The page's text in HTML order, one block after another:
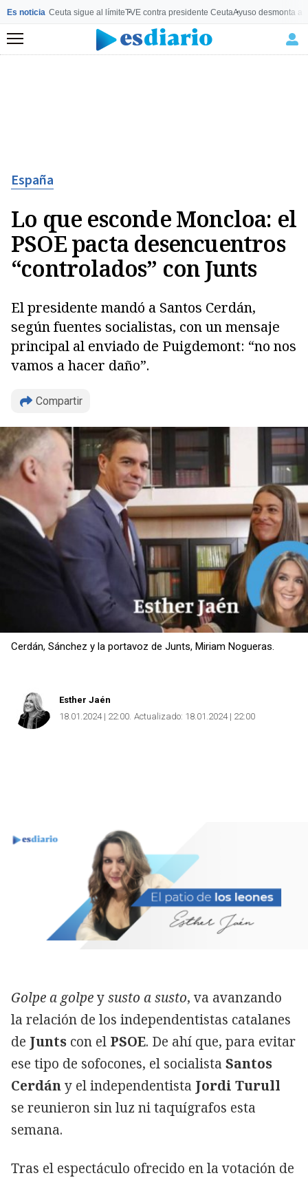
Es noticia Ceuta sigue al límiteTVE contra presidente CeutaAyuso desmonta a
Menú
España
Lo que esconde Moncloa: el
PSOE pacta desencuentros
“controlados” con Junts
El presidente mandó a Santos Cerdán,
según fuentes socialistas, con un mensaje
principal al enviado de Puigdemont: “no nos
vamos a hacer daño”.
Compartir
Copiar
Cerdán, Sánchez y la portavoz de Junts, Miriam Nogueras.
Esther Jaén
18.01.2024 | 22:00 Actualizado: 18.01.2024 | 22:00
Golpe a golpeysusto a susto, va avanzando
la relación de los independentistas catalanes
de Junts con el PSOE. De ahí que, para evitar
ese tipo de sofocones, el socialista Santos
Cerdány el independentista Jordi Turull
se reunieron sin luz ni taquígrafos esta
semana.
Tras el espectáculo ofrecido en la votación de